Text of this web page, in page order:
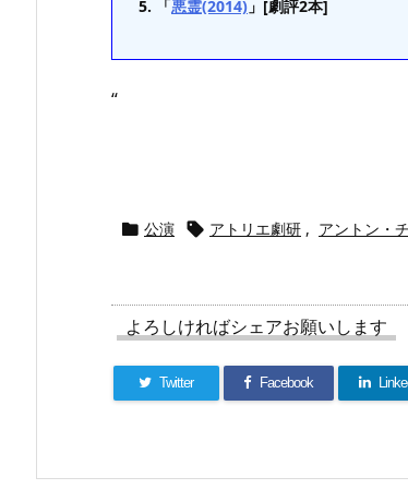
「悪霊(2014) 」[劇評2本]
“
 公演  アトリエ劇研 , アントン・
よろしければシェアお願いします
Twitter Facebook